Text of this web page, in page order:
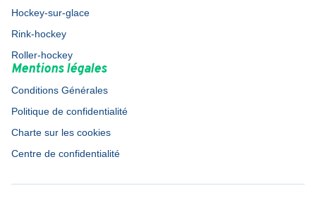
Hockey-sur-glace
Rink-hockey
Roller-hockey
Mentions légales
Conditions Générales
Politique de confidentialité
Charte sur les cookies
Centre de confidentialité